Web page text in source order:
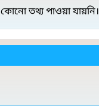
কোনো তথ্য পাওয়া যায়নি।